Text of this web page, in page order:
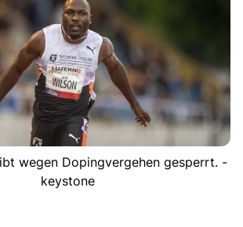
wegen Dopingvergehen gesperrt. -
keystone